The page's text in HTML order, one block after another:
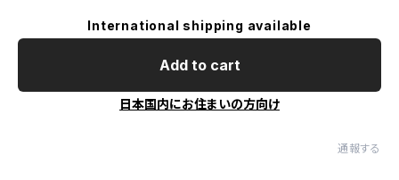
International shipping available
Add to cart
日本国内にお住まいの方向け
通報する